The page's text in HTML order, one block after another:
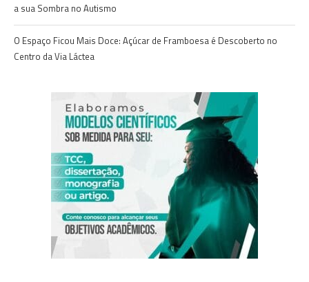
a sua Sombra no Autismo
O Espaço Ficou Mais Doce: Açúcar de Framboesa é Descoberto no
Centro da Via Láctea